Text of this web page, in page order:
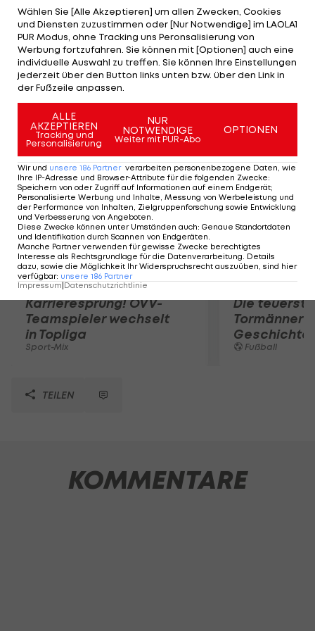
überzeugende Einsätze (27 Punkte), weshalb er
nach Finnland zu Jokerit abgegeben wurde.
Trainer Pierre Page ist von Lupaschuks Qualitäten
überzeugt: "Ein talentierter Verteidiger, der gut
schießen kann und daher sehr flexibel einsetzbar
ist."
Mehr zum Thema
Karrieresprung! ÖVV-
Teamspieler wechselt
in Topliga
Sport-Mix
Die
Tormänner
Geschichte
Fußball
TEILEN
KOMMENTARE
Wählen Sie [Alle Akzeptieren] um allen Zwecken, Cookies
und Diensten zuzustimmen oder [Nur Notwendige] im LAOLA1
PUR Modus, ohne Tracking uns Peronsalisierung von
Werbung fortzufahren. Sie können mit [Optionen] auch eine
individuelle Auswahl zu treffen. Sie können Ihre Einstellungen
jederzeit über den Button links unten bzw. über den Link in
der Fußzeile anpassen.
ALLE
AKZEPTIEREN
Tracking und
Personalisierung
NUR
NOTWENDIGE
Weiter mit PUR-Abo
OPTIONEN
Wir und unsere 186 Partner verarbeiten personenbezogene Daten, wie
Ihre IP-Adresse und Browser-Attribute für die folgenden Zwecke:
Speichern von oder Zugriff auf Informationen auf einem Endgerät;
Personalisierte Werbung und Inhalte, Messung von Werbeleistung und
der Performance von Inhalten, Zielgruppenforschung sowie Entwicklung
und Verbesserung von Angeboten.
Diese Zwecke können unter Umständen auch: Genaue Standortdaten
und Identifikation durch Scannen von Endgeräten.
Manche Partner verwenden für gewisse Zwecke berechtigtes
Interesse als Rechtsgrundlage für die Datenverarbeitung. Details
dazu, sowie die Möglichkeit Ihr Widerspruchsrecht auszuüben, sind hier
verfügbar: unsere 186 Partner
Impressum Datenschutzrichtlinie